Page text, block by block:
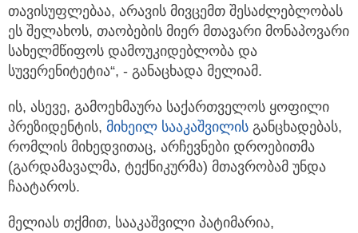
თავისუფლებაა, არავის მივცემთ შესაძლებლობას
ეს შელახოს, თაობების მიერ მთავარი მონაპოვარი
სახელმწიფოს დამოუკიდებლობა და
სუვერენიტეტია“, - განაცხადა მელიამ.
ის, ასევე, გამოეხმაურა საქართველოს ყოფილი
პრეზიდენტის, მიხეილ სააკაშვილის განცხადებას,
რომლის მიხედვითაც, არჩევნები დროებითმა
(გარდამავალმა, ტექნიკურმა) მთავრობამ უნდა
ჩაატაროს.
მელიას თქმით, სააკაშვილი პატიმარია,